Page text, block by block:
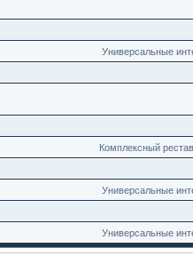
Универсальные
Комплексный
Универсальные
Универсальные